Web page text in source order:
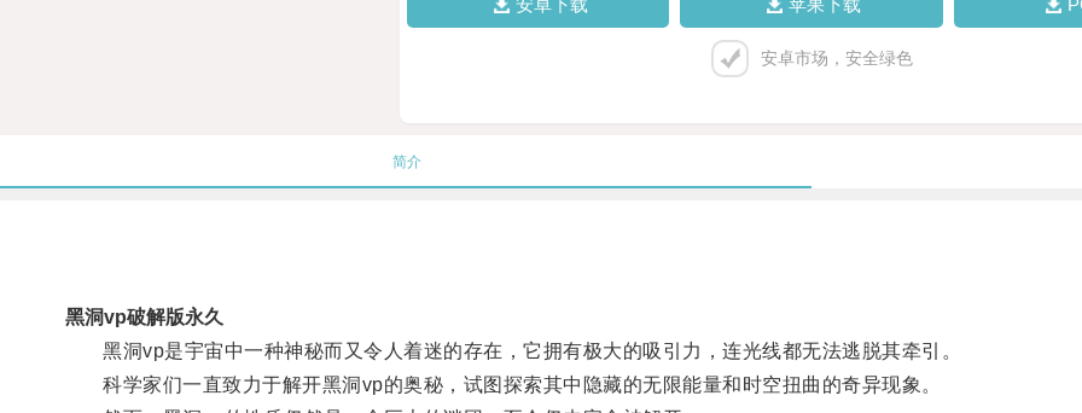
安卓市场，安全绿色
简介
黑洞vp破解版永久
黑洞vp是宇宙中一种神秘而又令人着迷的存在，它拥有极大的吸引力，连光线都无法逃脱其牵引。
科学家们一直致力于解开黑洞vp的奥秘，试图探索其中隐藏的无限能量和时空扭曲的奇异现象。